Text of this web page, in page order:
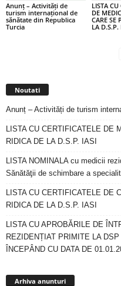
Anunț – Activități de
turism internațional de
sănătate din Republica
Turcia
LISTA CU
DE
CARE SE
LA D.S.P.
Noutati
Anunț – Activități de turism
LISTA CU CERTIFICATELE DE
RIDICA DE LA D.S.P. IASI
LISTA NOMINALA cu medicii
Sănătăţii de schimbare a
LISTA CU CERTIFICATELE DE
RIDICA DE LA D.S.P. IASI
LISTA CU APROBĂRILE DE
REZIDENȚIAT PRIMITE LA
ÎNCEPÂND CU DATA DE
Arhiva anunturi